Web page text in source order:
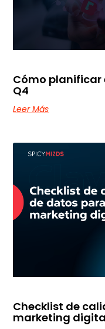
Cómo
Q4
Leer Más
Checklist de
marketing